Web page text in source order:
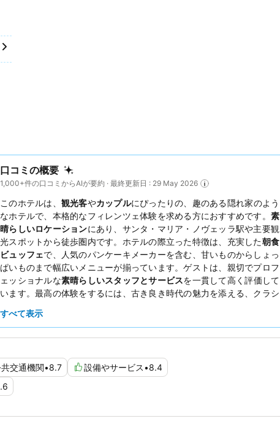
口コミの概要
1,000+件の口コミからAIが要約 · 最終更新日 : 29 May 2026
このホテルは、 観光客やカップルにぴったりの、趣のある隠れ家のよう
なホテルで、本格的なフィレンツェ体験を求める方におすすめです。 素
晴らしいロケーションにあり、サンタ・マリア・ノヴェッラ駅や主要観
光スポットから徒歩圏内です。ホテルの際立った特徴は、充実した朝食
ビュッフェで、人気のパンケーキメーカーを含む、甘いものからしょっ
ぱいものまで幅広いメニューが揃っています。ゲストは、親切でプロフ
ェッショナルな素晴らしいスタッフとサービスを一貫して高く評価して
います。最高の体験をするには、古き良き時代の魅力を添える、クラシ
す。
すべて表示
交通機関•8.7 設備やサービス•8.4